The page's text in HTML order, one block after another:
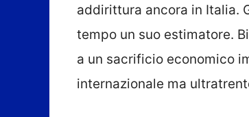
addirittura ancora in Italia.
tempo un suo estimatore.
a un sacrificio economico
internazionale ma